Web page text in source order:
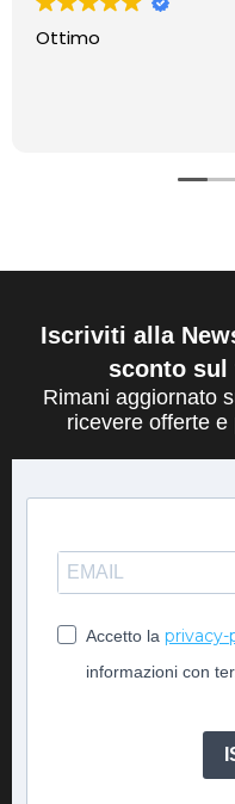
Ottimo
Iscriviti alla
sconto
Rimani aggiornato
ricevere offerte
Accetto la privacy-
informazioni con